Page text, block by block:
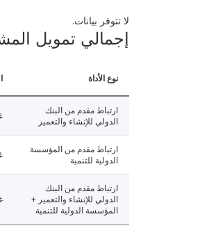
لا تتوفر بيانات.
إجمالي تمويل
نوع الأداة
ارتباط مقدم من البنك
الدولي للإنشاء والتعمير
ارتباط مقدم من المؤسسة
الدولية للتنمية
ارتباط مقدم من البنك
الدولي للإنشاء والتعمير +
المؤسسة الدولية للتنمية